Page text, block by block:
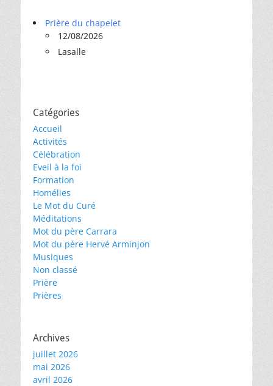
Prière du chapelet
12/08/2026
Lasalle
Catégories
Accueil
Activités
Célébration
Eveil à la foi
Formation
Homélies
Le Mot du Curé
Méditations
Mot du père Carrara
Mot du père Hervé Arminjon
Musiques
Non classé
Prière
Prières
Archives
juillet 2026
mai 2026
avril 2026